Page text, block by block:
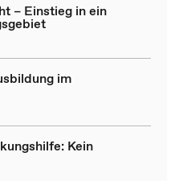
– Einstieg in ein
im
Kein